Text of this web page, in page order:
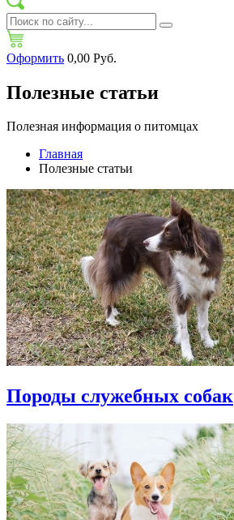
Оформить 0,00 Руб.
Полезные статьи
Полезная информация о питомцах
Главная
Полезные статьи
Породы служебных собак